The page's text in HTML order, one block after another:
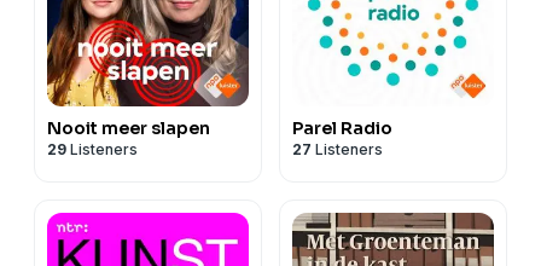
Nooit meer slapen
29 Listeners
Parel Radio
27 Listeners